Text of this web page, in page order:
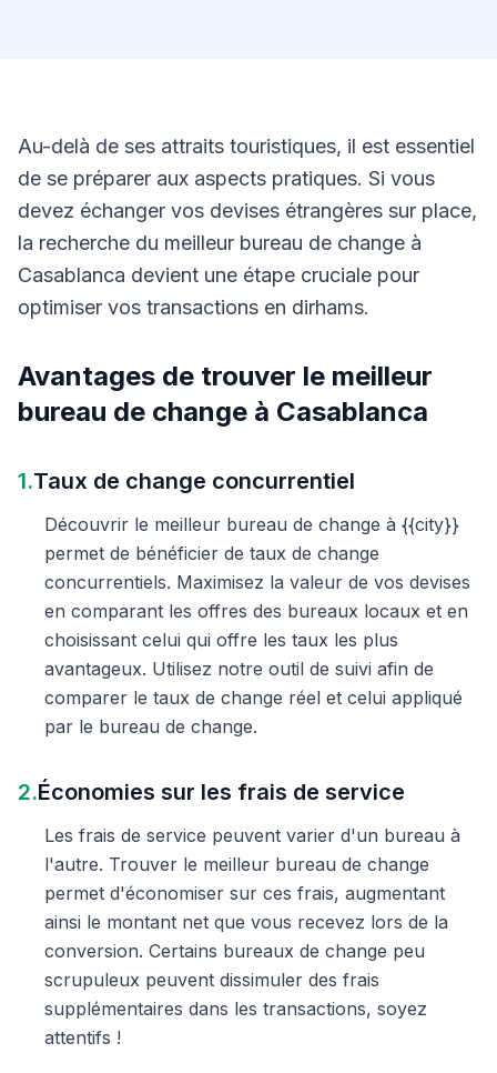
Au-delà de ses attraits touristiques, il est essentiel
de se préparer aux aspects pratiques. Si vous
devez échanger vos devises étrangères sur place,
la recherche du meilleur bureau de change à
Casablanca devient une étape cruciale pour
optimiser vos transactions en dirhams.
Avantages de trouver le meilleur
bureau de change à Casablanca
1.Taux de change concurrentiel
Découvrir le meilleur bureau de change à {{city}}
permet de bénéficier de taux de change
concurrentiels. Maximisez la valeur de vos devises
en comparant les offres des bureaux locaux et en
choisissant celui qui offre les taux les plus
avantageux. Utilisez notre outil de suivi afin de
comparer le taux de change réel et celui appliqué
par le bureau de change.
2.Économies sur les frais de service
Les frais de service peuvent varier d'un bureau à
l'autre. Trouver le meilleur bureau de change
permet d'économiser sur ces frais, augmentant
ainsi le montant net que vous recevez lors de la
conversion. Certains bureaux de change peu
scrupuleux peuvent dissimuler des frais
supplémentaires dans les transactions, soyez
attentifs !